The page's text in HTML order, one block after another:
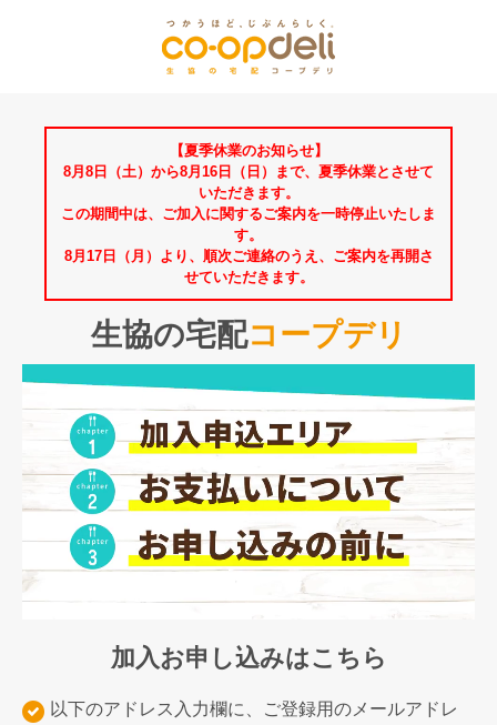
【夏季休業のお知らせ】
8月8日（土）から8月16日（日）まで、夏季休業とさせて
いただきます。
この期間中は、ご加入に関するご案内を一時停止いたしま
す。
8月17日（月）より、順次ご連絡のうえ、ご案内を再開さ
せていただきます。
生協の宅配コープデリ
加入お申し込みはこちら
以下のアドレス入力欄に、ご登録用のメールアドレ